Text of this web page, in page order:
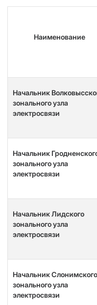
Наименование
Начальник
зонального узла
электросвязи
Начальник
зонального узла
электросвязи
Начальник Лидского
зонального узла
электросвязи
Начальник Слонимского
зонального узла
электросвязи